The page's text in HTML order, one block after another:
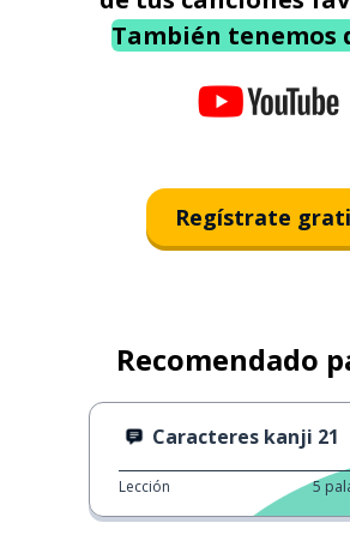
También tenemos
Regístrate
Recomendado
Caracteres kanji 21
Lección 5